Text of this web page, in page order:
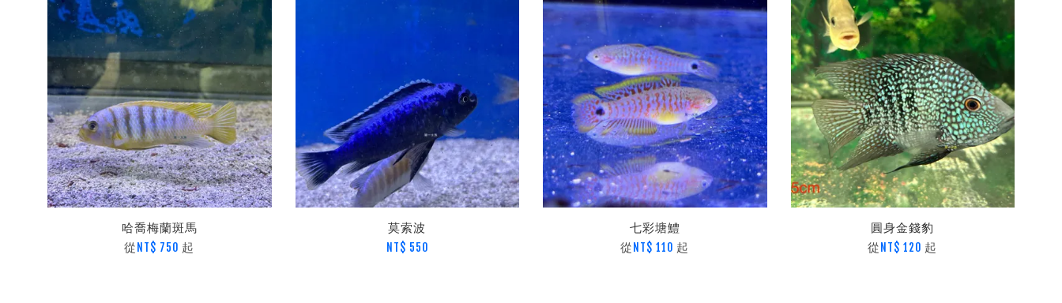
哈喬梅蘭斑馬
從 NT$ 750 起
莫索波
NT$ 550
七彩塘鱧
從 NT$ 110 起
圓身金錢豹
從 NT$ 120 起